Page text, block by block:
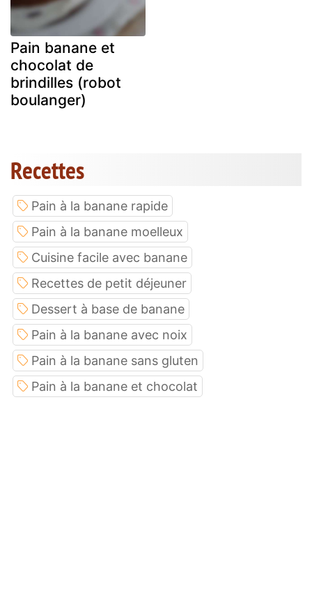
Pain banane et
chocolat de
brindilles (robot
boulanger)
Recettes
Pain à la banane rapide
Pain à la banane moelleux
Cuisine facile avec banane
Recettes de petit déjeuner
Dessert à base de banane
Pain à la banane avec noix
Pain à la banane sans gluten
Pain à la banane et chocolat